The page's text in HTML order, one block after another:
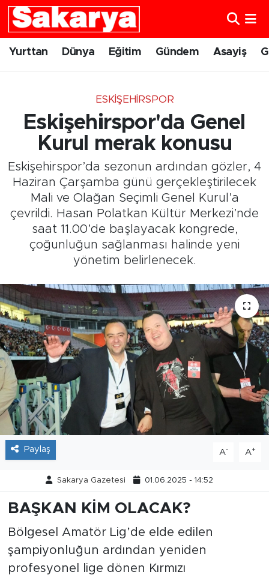
Yurttan Dünya Eğitim Gündem Asayiş
ESKIŞEHIRSPOR
Eskişehirspor'da Genel
Kurul merak konusu
Eskişehirspor’da sezonun ardından gözler, 4
Haziran Çarşamba günü gerçekleştirilecek
Mali ve Olağan Seçimli Genel Kurul’a
çevrildi. Hasan Polatkan Kültür Merkezi’nde
saat 11.00’de başlayacak kongrede,
çoğunluğun sağlanması halinde yeni
yönetim belirlenecek.
Paylaş A- A+
Sakarya Gazetesi 01.06.2025 - 14:52
BAŞKAN KİM OLACAK?
Bölgesel Amatör Lig’de elde edilen
şampiyonluğun ardından yeniden
profesyonel lige dönen Kırmızı
Yurttan
Gündem
Eskişehirspor
Spor
Sağlık
Kültür Sanat
Tarihçe
Resmi İlanlar
Söyleşi
Foto Şaka
Teknoloji
Politika
Eskişehir Nöbetçi Eczaneler
Eskişehir Namaz Vakitleri
Eskişehir Trafik Yoğunluk Haritası
Süper Lig Puan Durumu ve Fikstür
Tüm Manşetler
Son Dakika Haberleri
Haber Arşivi